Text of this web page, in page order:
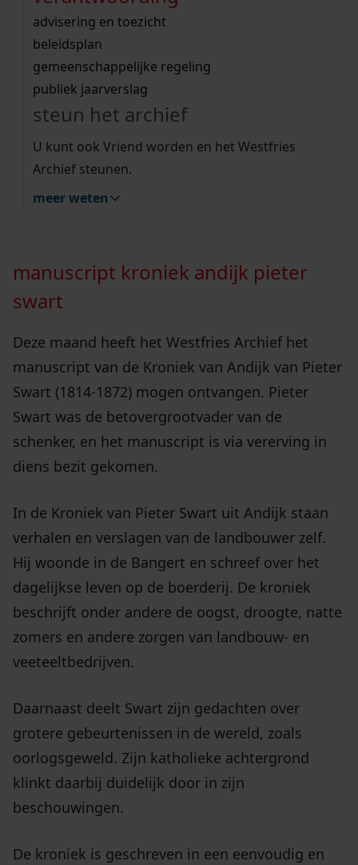
bouwvergunningen
omgevingsvergunningen
vergunningen
beeld en geluid
uitleg nodig?
Wij helpen u op weg met een aantal zoektips.
bekijk alle zoektips
Wij helpen u op weg met een aantal zoektips.
bekijk alle zoektips
bekijk ons geschiedenislokaal
advisering en toezicht
beleidsplan
gemeenschappelijke regeling
publiek jaarverslag
steun het archief
U kunt ook Vriend worden en het Westfries
Archief steunen.
meer weten
In de maand juli mocht het Westfries Archief
weer een aantal schenkingen ontvangen: het
manuscript van de kroniek van Pieter Swart uit
Andijk, archiefstukken van de vereniging
‘Moederlijke Weldadigheid Hoorn’, en
documenten van de familie Van der Linden van
manuscript kroniek andijk pieter
swart
Deze maand heeft het Westfries Archief het
manuscript van de Kroniek van Andijk van Pieter
Swart (1814-1872) mogen ontvangen. Pieter
Swart was de betovergrootvader van de
schenker, en het manuscript is via vererving in
diens bezit gekomen.
In de Kroniek van Pieter Swart uit Andijk staan
verhalen en verslagen van de landbouwer zelf.
Hij woonde in de Bangert en schreef over het
dagelijkse leven op de boerderij. De kroniek
beschrijft onder andere de oogst, droogte, natte
zomers en andere zorgen van landbouw- en
veeteeltbedrijven.
Daarnaast deelt Swart zijn gedachten over
grotere gebeurtenissen in de wereld, zoals
oorlogsgeweld. Zijn katholieke achtergrond
klinkt daarbij duidelijk door in zijn
beschouwingen.
De kroniek is geschreven in een eenvoudig en